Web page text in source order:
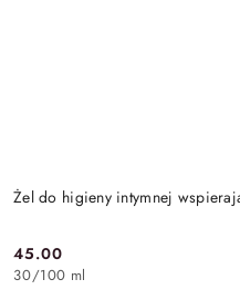
Żel do higieny intymnej
Cena:
45.00
30/100 ml